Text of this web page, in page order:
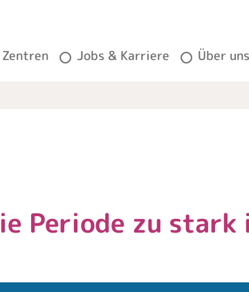
Jobs & Karriere Über uns
Periode zu stark